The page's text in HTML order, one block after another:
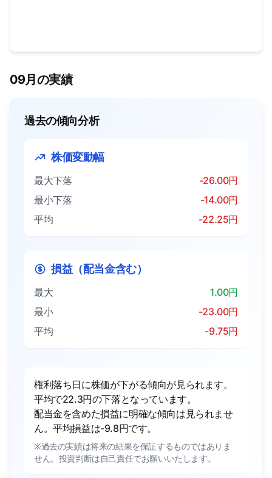
09月の実績
過去の傾向分析
株価変動幅
最大下落
-26.00円
最小下落
-14.00円
平均
-22.25円
損益（配当金含む）
最大
1.00円
最小
-23.00円
平均
-9.75円
権利落ち日に株価が下がる傾向が見られます。
平均で22.3円の下落となっています。
配当金を含めた損益に明確な傾向は見られませ
ん。平均損益は-9.8円です。
※過去の実績は将来の結果を保証するものではありま
せん。投資判断は自己責任でお願いいたします。